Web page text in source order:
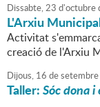
Dissabte,23 d'octubre
L'Arxiu
Activitat
creació de l'Arxiu
Dijous, 16 desetembre
Taller:Sóc dona